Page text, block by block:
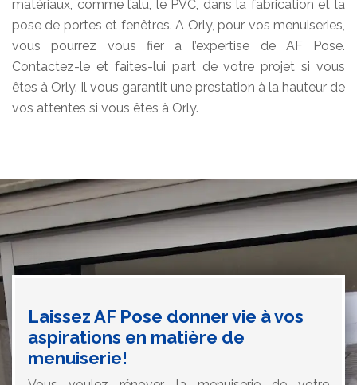
matériaux, comme l’alu, le PVC, dans la fabrication et la
pose de portes et fenêtres. A Orly, pour vos menuiseries,
vous pourrez vous fier à l’expertise de AF Pose.
Contactez-le et faites-lui part de votre projet si vous
êtes à Orly. Il vous garantit une prestation à la hauteur de
vos attentes si vous êtes à Orly.
Laissez AF Pose donner vie à vos
aspirations en matière de
menuiserie!